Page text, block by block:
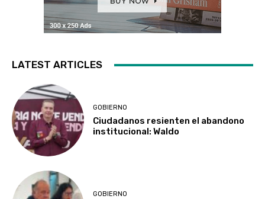
LATEST ARTICLES
GOBIERNO
Ciudadanos resienten el abandono
institucional: Waldo
GOBIERNO